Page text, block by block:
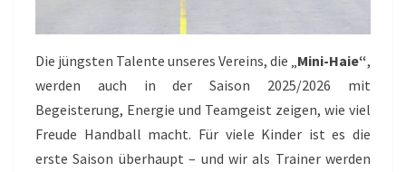
Die jüngsten Talente unseres Vereins, die „ Mini-Haie“,
werden auch in der Saison 2025/2026 mit
Begeisterung, Energie und Teamgeist zeigen, wie viel
Freude Handball macht. Für viele Kinder ist es die
erste Saison überhaupt – und wir als Trainer werden